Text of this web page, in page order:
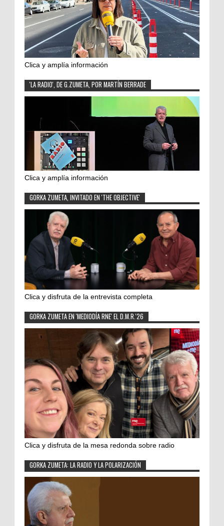
Clica y amplía información
'LA RADIO', DE G.ZUMETA, POR MARTÍN BERRADE
Clica y amplía información
GORKA ZUMETA, INVITADO EN 'THE OBJECTIVE'
Clica y disfruta de la entrevista completa
GORKA ZUMETA EN 'MEDIODÍA RNE' EL D.M.R.'26
Clica y disfruta de la mesa redonda sobre radio
GORKA ZUMETA: LA RADIO Y LA POLARIZACIÓN